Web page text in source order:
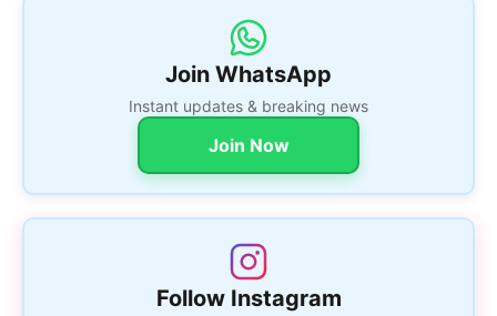
Join WhatsApp
Instant updates & breaking news
Join Now
Follow Instagram